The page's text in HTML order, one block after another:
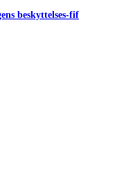
beskyttelses-fif